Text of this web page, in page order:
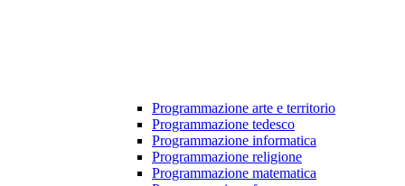
Programmazione arte e territorio
Programmazione tedesco
Programmazione informatica
Programmazione religione
Programmazione matematica